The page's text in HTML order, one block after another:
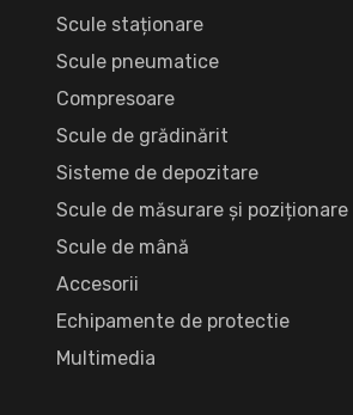
Scule staționare
Scule pneumatice
Compresoare
Scule de grădinărit
Sisteme de depozitare
Scule de măsurare și poziționare
Scule de mână
Accesorii
Echipamente de protectie
Multimedia